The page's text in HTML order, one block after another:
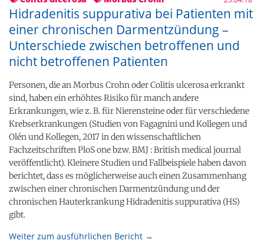
Hidradenitis suppurativa bei Patienten mit
einer chronischen Darmentzündung –
Unterschiede zwischen betroffenen und
nicht betroffenen Patienten
Personen, die an Morbus Crohn oder Colitis ulcerosa erkrankt
sind, haben ein erhöhtes Risiko für manch andere
Erkrankungen, wie z. B. für Nierensteine oder für verschiedene
Krebserkrankungen (Studien von Fagagnini und Kollegen und
Olén und Kollegen, 2017 in den wissenschaftlichen
Fachzeitschriften PloS one bzw. BMJ : British medical journal
veröffentlicht). Kleinere Studien und Fallbeispiele haben davon
berichtet, dass es möglicherweise auch einen Zusammenhang
zwischen einer chronischen Darmentzündung und der
chronischen Hauterkrankung Hidradenitis suppurativa (HS)
gibt.
Weiter zum ausführlichen Bericht →